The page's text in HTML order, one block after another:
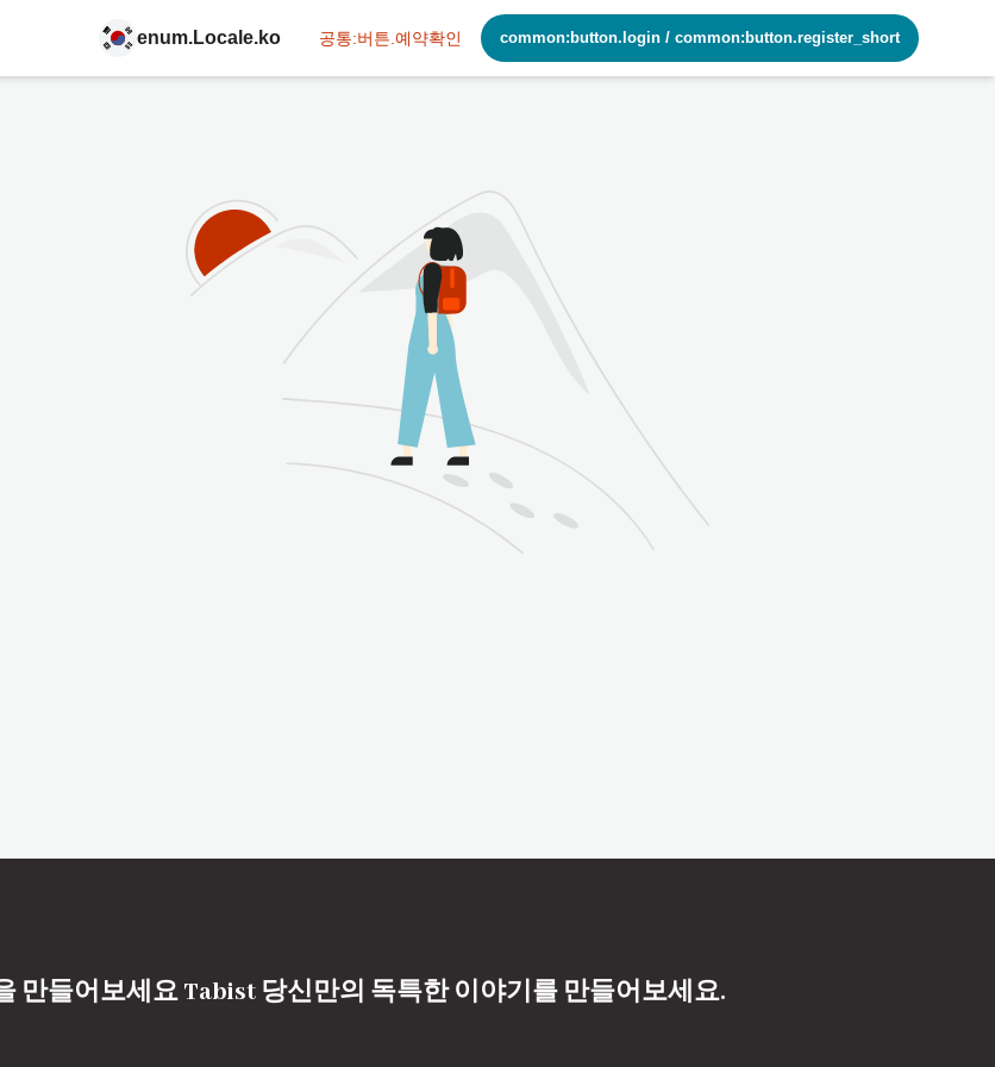
enum.Locale.ko 공통:버튼.예약확인 common:button.login / common:button.register_short
만들어보세요 Tabist 당신만의 독특한 이야기를 만들어보세요.